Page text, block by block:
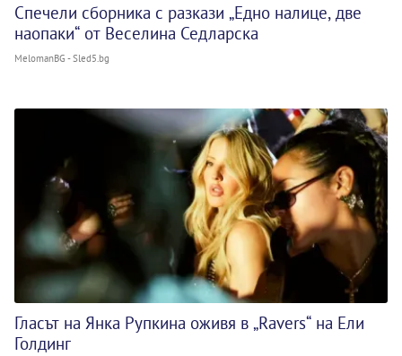
Спечели сборника с разкази „Едно налице, две
наопаки“ от Веселина Седларска
MelomanBG - Sled5.bg
Гласът на Янка Рупкина оживя в „Ravers“ на Ели
Голдинг